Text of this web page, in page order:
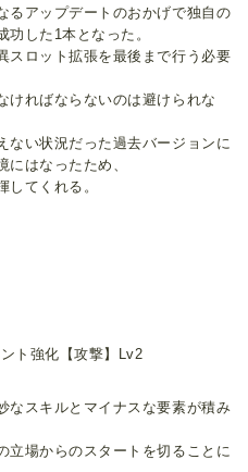
るアップデートのおかげで独自の
功した1本となった。
スロット拡張を最後まで行う必要
ければならないのは避けられな
ない状況だった過去バージョンに
にはなったため、
してくれる。
ト強化【攻撃】Lv2
なスキルとマイナスな要素が積み
立場からのスタートを切ることに